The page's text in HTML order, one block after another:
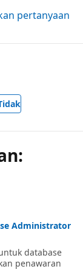
pertanyaan
Administrator
database
penawaran